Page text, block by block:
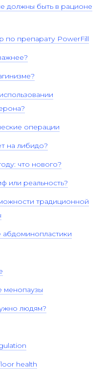
должны быть в рационе
по препарату PowerFill
операции
на либидо?
что нового?
или реальность?
традиционной
абдоминопластики
менопаузы
людям?
health